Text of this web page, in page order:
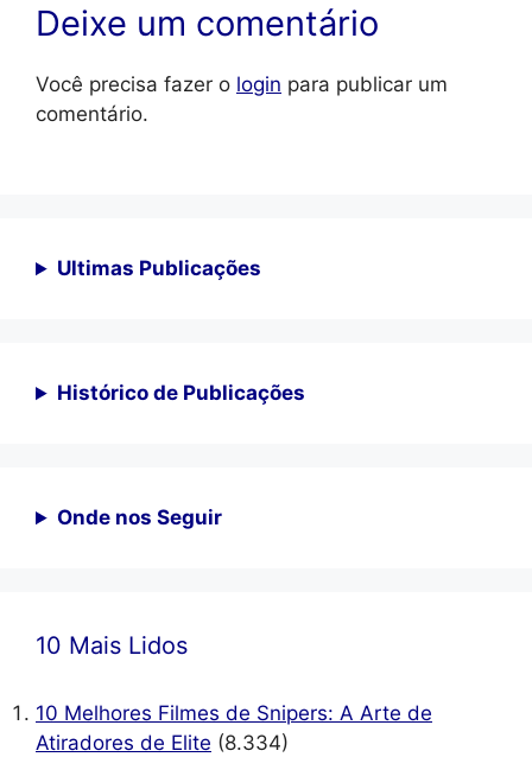
Deixe um comentário
Você precisa fazer o login para publicar um
comentário.
Ultimas Publicações
Histórico de Publicações
Onde nos Seguir
10 Mais Lidos
10 Melhores Filmes de Snipers: A Arte de
Atiradores de Elite (8.334)